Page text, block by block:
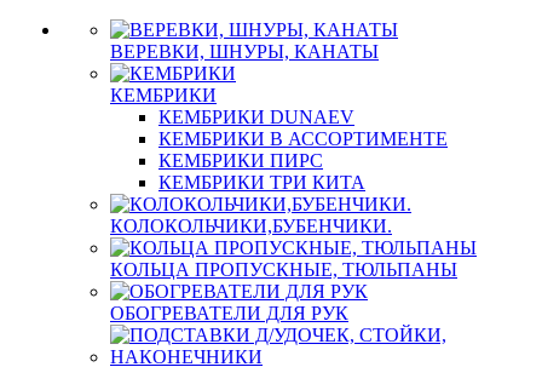
ВЕРЕВКИ, ШНУРЫ, КАНАТЫ
КЕМБРИКИ
КЕМБРИКИ DUNAEV
КЕМБРИКИ В АССОРТИМЕНТЕ
КЕМБРИКИ ПИРС
КЕМБРИКИ ТРИ КИТА
КОЛОКОЛЬЧИКИ,БУБЕНЧИКИ.
КОЛЬЦА ПРОПУСКНЫЕ, ТЮЛЬПАНЫ
ОБОГРЕВАТЕЛИ ДЛЯ РУК